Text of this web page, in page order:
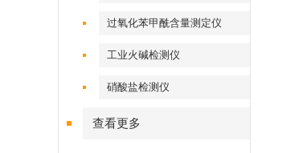
过氧化苯甲酰含量测定仪
工业火碱检测仪
硝酸盐检测仪
查看更多